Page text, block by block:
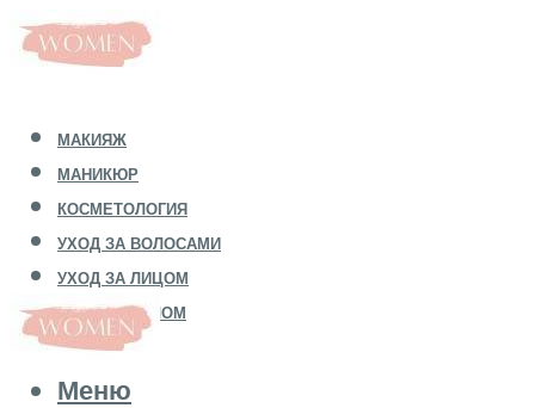
МАКИЯЖ
МАНИКЮР
КОСМЕТОЛОГИЯ
УХОД ЗА ВОЛОСАМИ
УХОД ЗА ЛИЦОМ
УХОД ЗА ТЕЛОМ
Меню